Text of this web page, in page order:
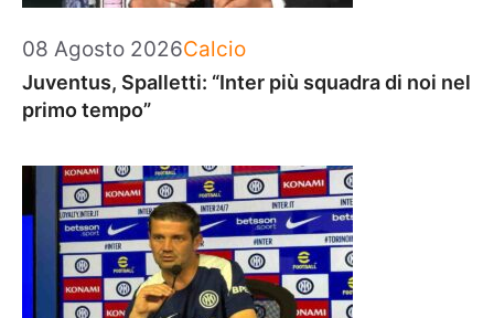
08 Agosto 2026Categorie
Calcio
Juventus, Spalletti: “Inter più squadra di noi nel
primo tempo”